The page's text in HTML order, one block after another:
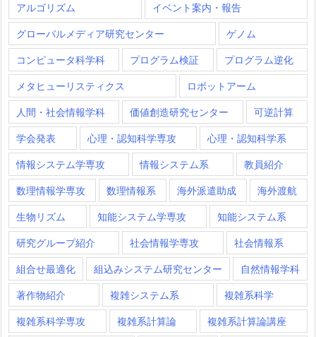
アルゴリズム イベント案内・報告
グローバルメディア研究センター ゲノム
コンピュータ科学科 プログラム検証 プログラム逆化
メタヒューリスティクス ロボットアーム
人間・社会情報学科 価値創造研究センター 可逆計算
学会発表 心理・認知科学専攻 心理・認知科学系
情報システム学専攻 情報システム系 教員紹介
数理情報学専攻 数理情報系 海外派遣助成 海外渡航
生物リズム 知能システム学専攻 知能システム系
研究グループ紹介 社会情報学専攻 社会情報系
組合せ最適化 組込みシステム研究センター 自然情報学科
著作物紹介 複雑システム系 複雑系科学
複雑系科学専攻 複雑系計算論 複雑系計算論講座